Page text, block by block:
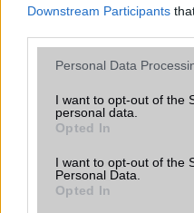
Downstream Participants
Please note that this
not limited to your visit or
grant or deny consent to
use your data for below
consent section.
Personal Data
I want to opt-out of the
personal data.
Opted In
I want to opt-out of the
Personal Data.
Opted In
Az Android
funkció,
meg a
Sok felhasználó külön
Android már évek óta
amelyek maguktól
Ez a rejtett